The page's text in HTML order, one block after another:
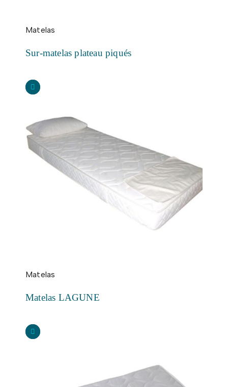
Matelas
Sur-matelas plateau piqués
Matelas
Matelas LAGUNE